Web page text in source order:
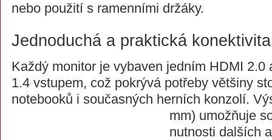
nebo použití s ramenními držáky.
Jednoduchá a praktická konektivita
Každý monitor je vybaven jedním HDMI 2.0
1.4 vstupem, což pokrývá potřeby většiny
notebooků i současných herních konzolí.
mm) umožňuje
nutnosti dalších